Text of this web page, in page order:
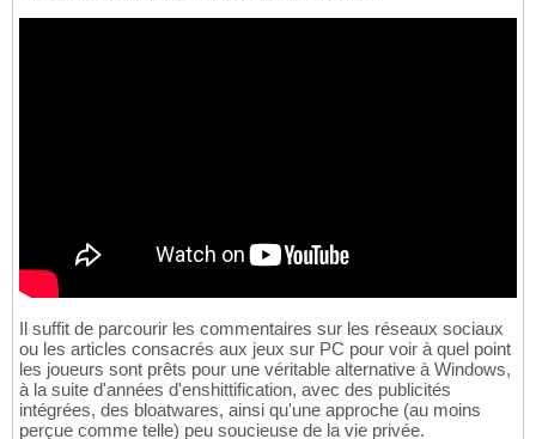
Il suffit de parcourir les commentaires sur les réseaux sociaux
ou les articles consacrés aux jeux sur PC pour voir à quel point
les joueurs sont prêts pour une véritable alternative à Windows,
à la suite d'années d'enshittification, avec des publicités
intégrées, des bloatwares, ainsi qu'une approche (au moins
perçue comme telle) peu soucieuse de la vie privée.